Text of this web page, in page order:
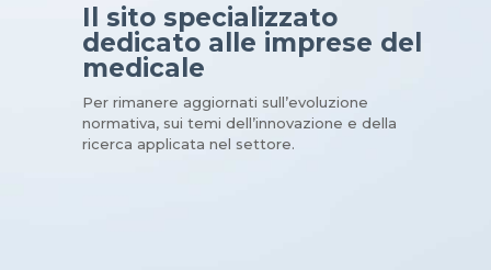
Il sito specializzato
dedicato alle imprese del
medicale
Per rimanere aggiornati sull’evoluzione
normativa, sui temi dell’innovazione e della
ricerca applicata nel settore.